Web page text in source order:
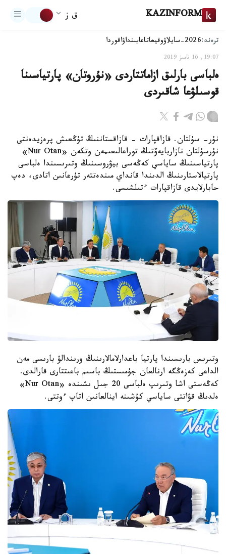
KAZINFORM ق ز
ترەند:2026-سايلاۋ وقيعاتاعايىنداۋاقوردا
19:07, 16 تامىز 2019
ەلباسى بارلىق ازاماتتاردى «نۇروتان» پارتياسىنا
قوسىلۋعا شاقىردى
نۇر- سۇلتان. قازاقپارات - قازاقستاننىڭ تۇڭعىش پرەزيدەنتى
نۇرسۇلتان نازاربايەۆتىڭ توراعالىعىمەن وتكەن «Nur Otan»
پارتياسىنىڭ ساياسي كەڭەسى بيۋروسىنىڭ وتىرىسىندا ەلباسى
پارتيالاستارىنىڭ الدىندا قانداي مىندەتتەر تۇرعانىن اتادى، دەپ
حابارلايدى قازاقپارات ءتىلشىسى.
وتىرىس بارىسىندا پارتيا باعدارلامالارىنىڭ ورىندالۋ بارىسى مەن
الداعى كەزەڭگە ارنالعان جۇمىستىڭ باسىم باعىتتارى قارالدى.
كەڭەستى اشا وتىرىپ ەلباسى 20 جىل ىشىندە «Nur Otan»
ەلدىڭ قۋاتتى ساياسي كۇشىنە اينالعانىن اتاپ ءوتتى.